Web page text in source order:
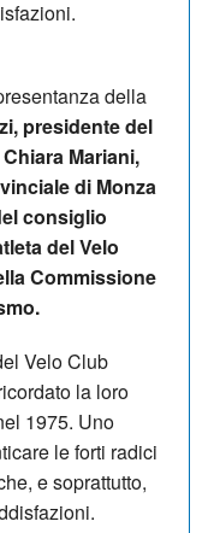
della
presidente del
Mariani,
di Monza
consiglio
del Velo
Commissione
Velo Club
la loro
1975. Uno
le forti radici
e soprattutto,